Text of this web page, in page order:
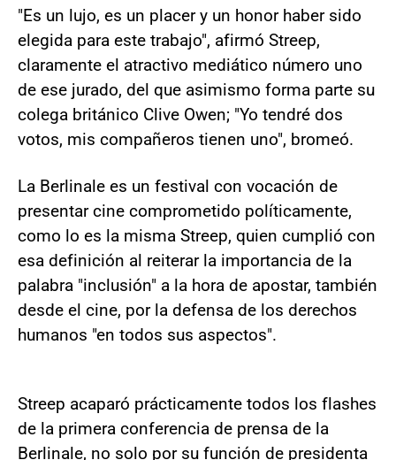
"Es un lujo, es un placer y un honor haber sido
elegida para este trabajo", afirmó Streep,
claramente el atractivo mediático número uno
de ese jurado, del que asimismo forma parte su
colega británico Clive Owen; "Yo tendré dos
votos, mis compañeros tienen uno", bromeó.
La Berlinale es un festival con vocación de
presentar cine comprometido políticamente,
como lo es la misma Streep, quien cumplió con
esa definición al reiterar la importancia de la
palabra "inclusión" a la hora de apostar, también
desde el cine, por la defensa de los derechos
humanos "en todos sus aspectos".
Streep acaparó prácticamente todos los flashes
de la primera conferencia de prensa de la
Berlinale, no solo por su función de presidenta